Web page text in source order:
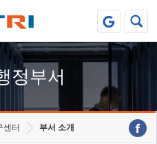
정부서
센터 부서 소개